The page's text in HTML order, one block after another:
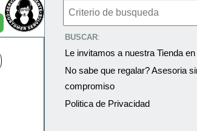
BUSCAR:
Le invitamos a nuestra Tienda
No sabe que regalar? Asesoria
compromiso
Politica de Privacidad